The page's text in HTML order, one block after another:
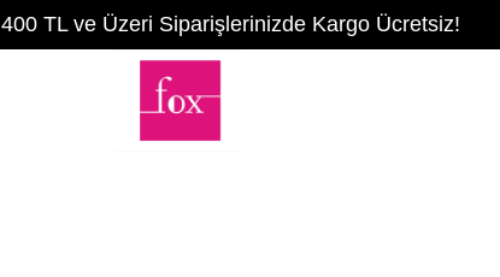
400 TL ve Üzeri Siparişlerinizde Kargo Ücretsiz!